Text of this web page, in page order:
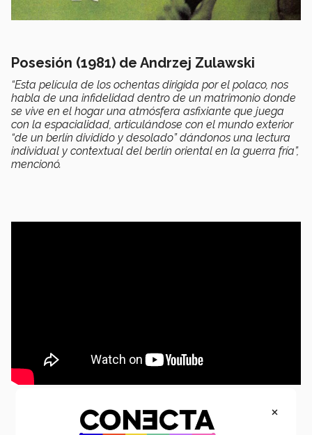
Posesión (1981) de Andrzej Zulawski
“Esta película de los ochentas dirigida por el polaco, nos
habla de una infidelidad dentro de un matrimonio donde
se vive en el hogar una atmósfera asfixiante que juega
con la espacialidad, articulándose con el mundo exterior
“de un berlín dividido y desolado” dándonos una lectura
individual y contextual del berlín oriental en la guerra fría”,
mencionó.
×